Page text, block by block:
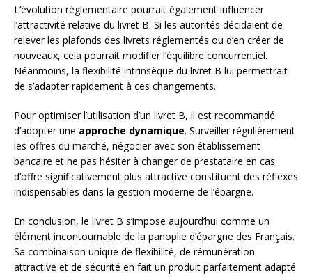
L’évolution réglementaire pourrait également influencer
l’attractivité relative du livret B. Si les autorités décidaient de
relever les plafonds des livrets réglementés ou d’en créer de
nouveaux, cela pourrait modifier l’équilibre concurrentiel.
Néanmoins, la flexibilité intrinsèque du livret B lui permettrait
de s’adapter rapidement à ces changements.
Pour optimiser l’utilisation d’un livret B, il est recommandé
d’adopter une approche dynamique. Surveiller régulièrement
les offres du marché, négocier avec son établissement
bancaire et ne pas hésiter à changer de prestataire en cas
d’offre significativement plus attractive constituent des réflexes
indispensables dans la gestion moderne de l’épargne.
En conclusion, le livret B s’impose aujourd’hui comme un
élément incontournable de la panoplie d’épargne des Français.
Sa combinaison unique de flexibilité, de rémunération
attractive et de sécurité en fait un produit parfaitement adapté